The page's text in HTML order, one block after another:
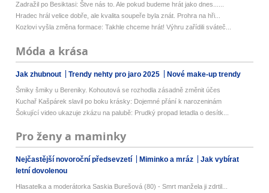
Zadražil po Besiktasi: Štve nás to. Ale pokud budeme hrát jako dnes......
Hradec hrál velice dobře, ale kvalita soupeře byla znát. Prohra na hři...
Kozlovi vyšla změna formace: Takhle chceme hrát! Výhru zařídili sváteč...
Móda a krása
Jak zhubnout Trendy nehty pro jaro 2025 Nové make-up trendy
Šmiky šmiky u Bereniky. Kohoutová se rozhodla zásadně změnit účes
Kuchař Kašpárek slavil po boku krásky: Dojemné přání k narozeninám
Šokující video ukazuje zkázu na palubě: Prudký propad letadla o desítk...
Pro ženy a maminky
Nejčastější novoroční předsevzetí Miminko a mráz
Jak vybírat
letní dovolenou
Hlasatelka a moderátorka Saskia Burešová (80) - Smrt manžela ji zdrtil...